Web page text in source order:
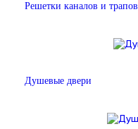
Решетки каналов и трапов
Душевые двери